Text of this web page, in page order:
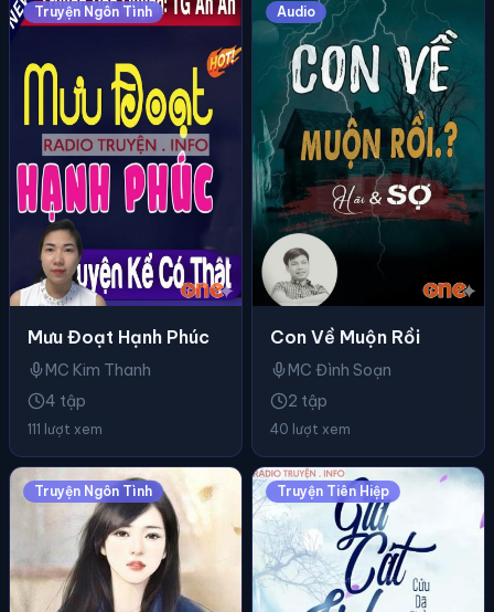
Truyện Ngôn Tình
Mưu Đoạt Hạnh Phúc
MC Kim Thanh
4 tập
111 lượt xem
Audio
Con Về Muộn Rồi
MC Đình Soạn
2 tập
40 lượt xem
Truyện Ngôn Tình Truyện Tiên Hiệp